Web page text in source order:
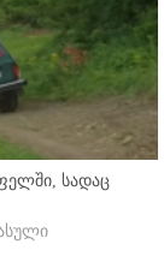
სადაც